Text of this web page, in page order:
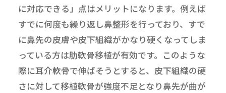
に対応できる」点はメリットになります。例えば
すでに何度も繰り返し鼻整形を行っており、すで
に鼻先の皮膚や皮下組織がかなり硬くなってしま
っている方は肋軟骨移植が有効です。このような
際に耳介軟骨で伸ばそうとすると、皮下組織の硬
さに対して移植軟骨が強度不足となり鼻先が曲が